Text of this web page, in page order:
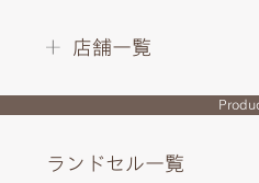
INTERIOR
店舗一覧
ランドセル一覧